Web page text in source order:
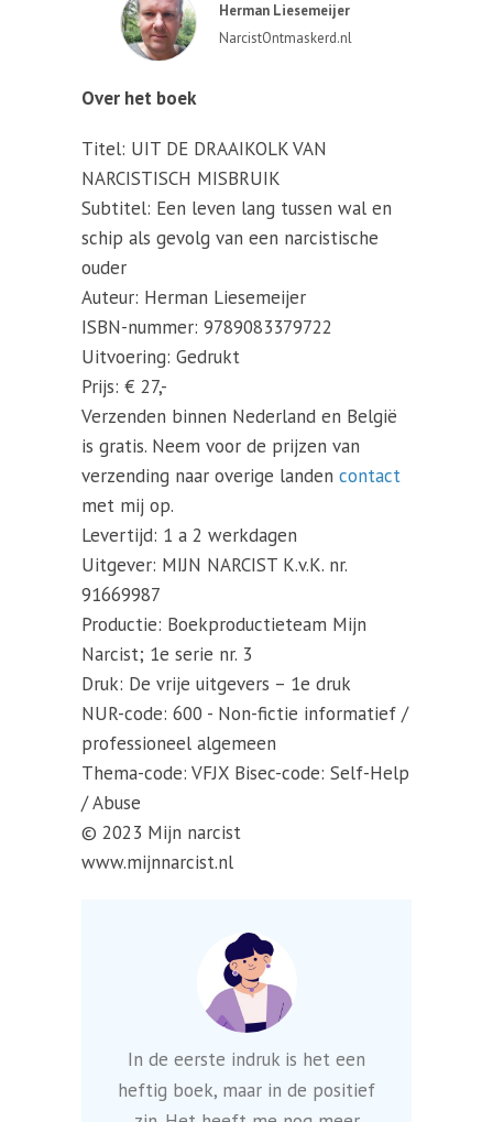
Herman Liesemeijer
NarcistOntmaskerd.nl
Over het boek
Titel: UIT DE DRAAIKOLK VAN
NARCISTISCH MISBRUIK
Subtitel: Een leven lang tussen wal en
schip als gevolg van een narcistische
ouder
Auteur: Herman Liesemeijer
ISBN-nummer: 9789083379722
Uitvoering: Gedrukt
Prijs: € 27,-
Verzenden binnen Nederland en België
is gratis. Neem voor de prijzen van
verzending naar overige landen contact
met mij op.
Levertijd: 1 a 2 werkdagen
Uitgever: MIJN NARCIST K.v.K. nr.
91669987
Productie: Boekproductieteam Mijn
Narcist; 1e serie nr. 3
Druk: De vrije uitgevers – 1e druk
NUR-code: 600 - Non-fictie informatief /
professioneel algemeen
Thema-code: VFJX Bisec-code: Self-Help
/ Abuse
© 2023 Mijn narcist
www.mijnnarcist.nl
In de eerste indruk is het een
heftig boek, maar in de positief